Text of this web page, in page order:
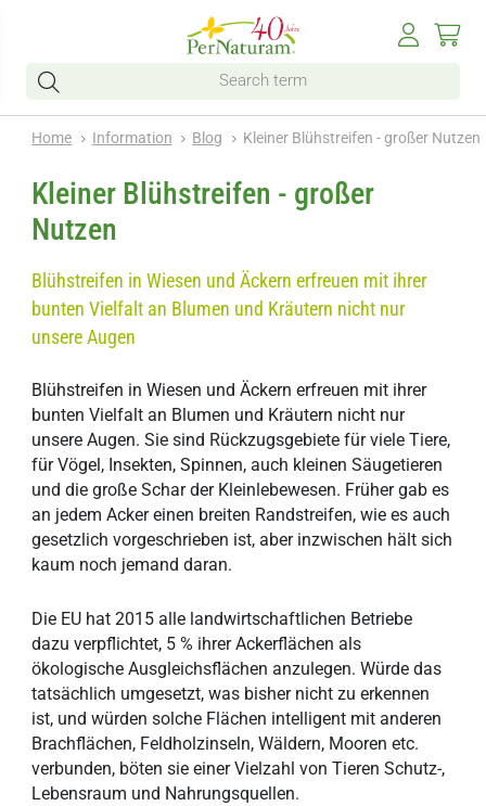
Home Information Blog Kleiner Blühstreifen - großer Nutzen
Kleiner Blühstreifen - großer
Nutzen
Blühstreifen in Wiesen und Äckern erfreuen mit ihrer
bunten Vielfalt an Blumen und Kräutern nicht nur
unsere Augen
Blühstreifen in Wiesen und Äckern erfreuen mit ihrer
bunten Vielfalt an Blumen und Kräutern nicht nur
unsere Augen. Sie sind Rückzugsgebiete für viele Tiere,
für Vögel, Insekten, Spinnen, auch kleinen Säugetieren
und die große Schar der Kleinlebewesen. Früher gab es
an jedem Acker einen breiten Randstreifen, wie es auch
gesetzlich vorgeschrieben ist, aber inzwischen hält sich
kaum noch jemand daran.
Die EU hat 2015 alle landwirtschaftlichen Betriebe
dazu verpflichtet, 5 % ihrer Ackerflächen als
ökologische Ausgleichsflächen anzulegen. Würde das
tatsächlich umgesetzt, was bisher nicht zu erkennen
ist, und würden solche Flächen intelligent mit anderen
Brachflächen, Feldholzinseln, Wäldern, Mooren etc.
verbunden, böten sie einer Vielzahl von Tieren Schutz-,
Lebensraum und Nahrungsquellen.